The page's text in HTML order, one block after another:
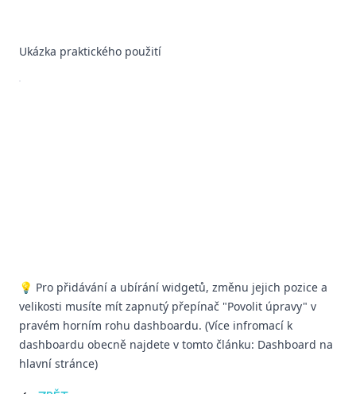
Ukázka praktického použití
💡 Pro přidávání a ubírání widgetů, změnu jejich pozice a
velikosti musíte mít zapnutý přepínač "Povolit úpravy" v
pravém horním rohu dashboardu. (Více infromací k
dashboardu obecně najdete v tomto článku: Dashboard na
hlavní stránce)